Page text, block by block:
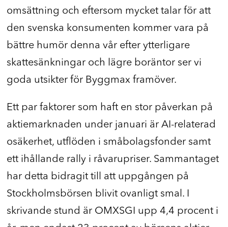
omsättning och eftersom mycket talar för att
den svenska konsumenten kommer vara på
bättre humör denna vår efter ytterligare
skattesänkningar och lägre boräntor ser vi
goda utsikter för Byggmax framöver.
Ett par faktorer som haft en stor påverkan på
aktiemarknaden under januari är AI-relaterad
osäkerhet, utflöden i småbolagsfonder samt
ett ihållande rally i råvarupriser. Sammantaget
har detta bidragit till att uppgången på
Stockholmsbörsen blivit ovanligt smal. I
skrivande stund är OMXSGI upp 4,4 procent i